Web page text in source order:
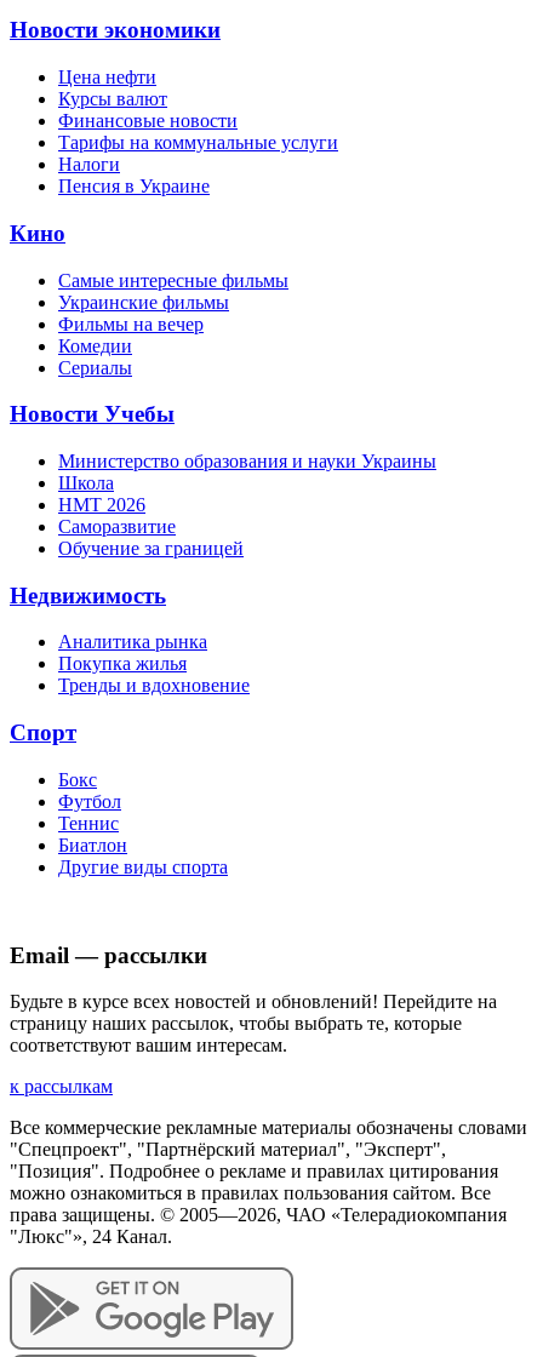
Новости экономики
Цена нефти
Курсы валют
Финансовые новости
Тарифы на коммунальные услуги
Налоги
Пенсия в Украине
Кино
Самые интересные фильмы
Украинские фильмы
Фильмы на вечер
Комедии
Сериалы
Новости Учебы
Министерство образования и науки Украины
Школа
НМТ 2026
Саморазвитие
Обучение за границей
Недвижимость
Аналитика рынка
Покупка жилья
Тренды и вдохновение
Спорт
Бокс
Футбол
Теннис
Биатлон
Другие виды спорта
Email — рассылки
Будьте в курсе всех новостей и обновлений! Перейдите на
страницу наших рассылок, чтобы выбрать те, которые
соответствуют вашим интересам.
к рассылкам
Все коммерческие рекламные материалы обозначены словами
"Спецпроект", "Партнёрский материал", "Эксперт",
"Позиция". Подробнее о рекламе и правилах цитирования
можно ознакомиться в правилах пользования сайтом. Все
права защищены. © 2005—2026, ЧАО «Телерадиокомпания
"Люкс"», 24 Канал.